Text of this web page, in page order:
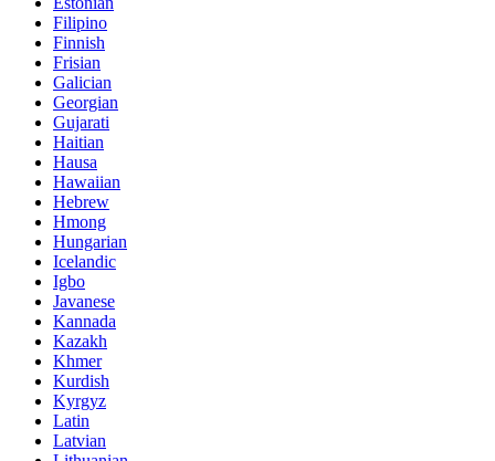
Filipino
Finnish
Frisian
Galician
Georgian
Gujarati
Haitian
Hausa
Hawaiian
Hebrew
Hmong
Hungarian
Icelandic
Igbo
Javanese
Kannada
Kazakh
Khmer
Kurdish
Kyrgyz
Latin
Latvian